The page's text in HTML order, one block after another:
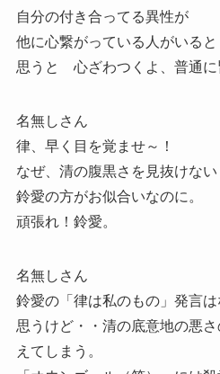
自分の付き合ってる異性が
他に心繋がっている人がいると
思うと 心ざわつくよ、普通に
名無しさん
律、早く目を覚ませ～！
なぜ、清の腹黒さを見抜けない
鈴愛の方がお似合いなのに。
頑張れ！鈴愛。
名無しさん
鈴愛の「律は私のもの」発言は
思うけど・・清の底意地の悪
えてしまう。